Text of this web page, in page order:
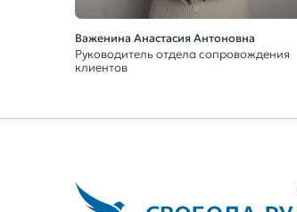
Важенина Анастасия Антоновна
Руководитель отдела сопровождения
клиентов